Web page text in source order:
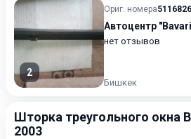
2
Ориг. номера
Автоцентр
нет отзывов
Бишкек
Шторка треугольного окна
2003